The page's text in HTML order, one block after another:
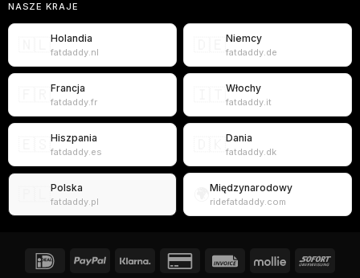
NASZE KRAJE
Holandia
fatdaddy.nl
Niemcy
fatdaddy.de
Francja
fatdaddy.fr
Włochy
fatdaddy.it
Hiszpania
fatdaddy.es
Dania
fatdaddy.dk
Polska
fatdaddy.pl
Międzynarodowy
ridefatdaddy.com